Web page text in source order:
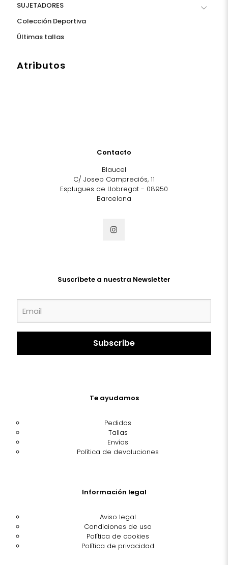
SUJETADORES
Colección Deportiva
Últimas tallas
Atributos
Contacto
Blaucel
C/ Josep Campreciós, 11
Esplugues de Llobregat - 08950
Barcelona
Suscríbete a nuestra Newsletter
Te ayudamos
Pedidos
Tallas
Envíos
Política de devoluciones
Información legal
Aviso legal
Condiciones de uso
Política de cookies
Política de privacidad